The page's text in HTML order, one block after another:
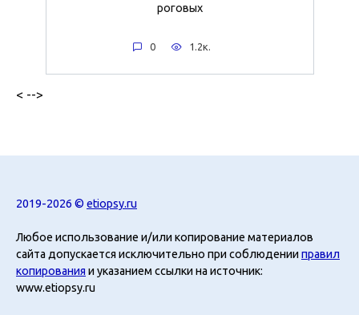
роговых
0 1.2к.
< -->
2019-2026 © etiopsy.ru
Любое использование и/или копирование материалов
сайта допускается исключительно при соблюденииправил
копирования и указанием ссылки на источник:
www.etiopsy.ru